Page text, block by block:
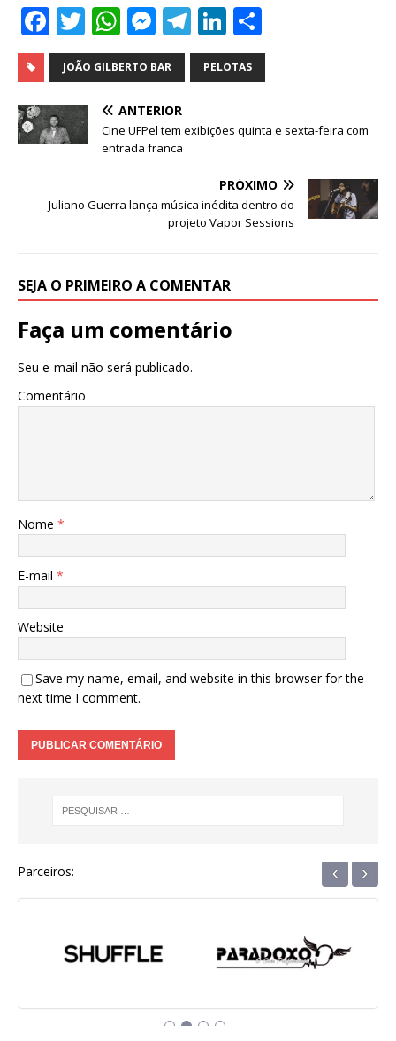
F
a
c
e
b
o
k
T
w
it
te
r
W
h
at
s
A
p
p
M
e
ss
e
n
g
r
T
el
e
ra
Li
n
k
dI
h
ar
JOÃO GILBERTO BAR PELOTAS
ANTERIOR
Cine UFPel tem exibições quinta e sexta-feira com
entrada franca
PRÓXIMO
Juliano Guerra lança música inédita dentro do
projeto Vapor Sessions
SEJA O PRIMEIRO A COMENTAR
Faça um comentário
Seu e-mail não será publicado.
Comentário
Nome *
E-mail *
Website
Save my name, email, and website in this browser for the
next time I comment.
Parceiros: ‹ ›